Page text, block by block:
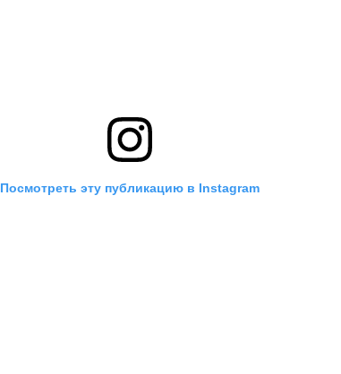
Посмотреть эту публикацию в Instagram